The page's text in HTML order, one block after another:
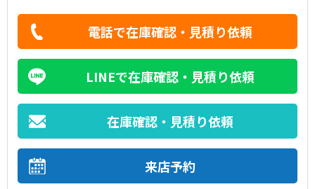
電話で在庫確認・見積り依頼
LINEで在庫確認・見積り依頼
在庫確認・見積り依頼
来店予約